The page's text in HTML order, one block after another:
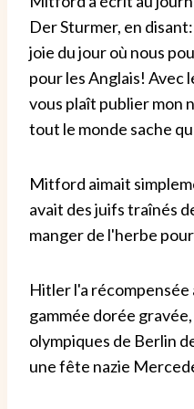
Der Sturmer, en
joie du jour où nous
pour les Anglais! Avec
vous plaît publier mon
tout le monde sache
Mitford aimait
avait des juifs traînés
manger de l'herbe
Hitler l'a récompensée
gammée dorée
olympiques de Berlin
une fête nazie